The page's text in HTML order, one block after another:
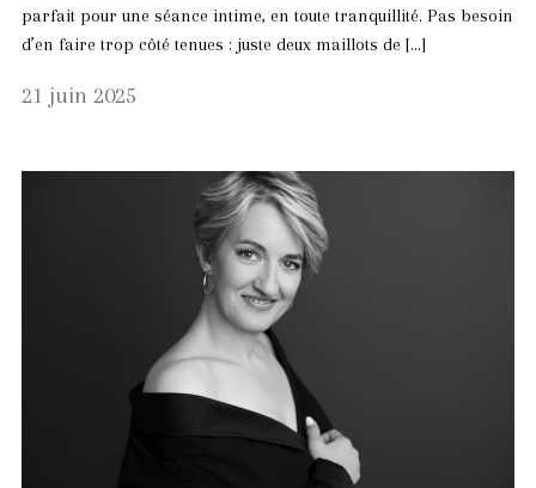
parfait pour une séance intime, en toute tranquillité. Pas besoin
d’en faire trop côté tenues : juste deux maillots de […]
21 juin 2025